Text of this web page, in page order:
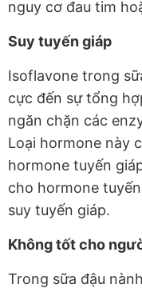
nguy cơ đau tim
Suy tuyến giáp
Isoflavone trong
cực đến sự tổng
ngăn chặn các
Loại hormone này
hormone tuyến
cho hormone
suy tuyến giáp.
Không tốt cho
Trong sữa đậu